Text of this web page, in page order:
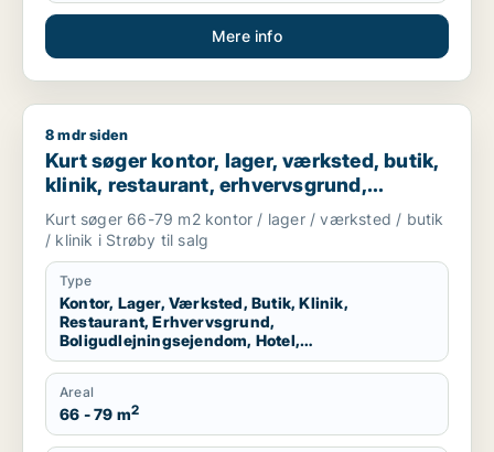
Mere info
Kurt søger kontor, lager, værksted, butik, klinik, restaurant,
8 mdr siden
Kurt søger kontor, lager, værksted, butik,
klinik, restaurant, erhvervsgrund,
boligudlejningsejendom, hotel,
produktionslokaler eller garage til salg i
Strøby
Kurt søger 66-79 m2 kontor / lager / værksted / butik
/ klinik i Strøby til salg
Type
Kontor, Lager, Værksted, Butik, Klinik,
Restaurant, Erhvervsgrund,
Boligudlejningsejendom, Hotel,
Produktionslokaler, Garage
Areal
66 - 79 m2